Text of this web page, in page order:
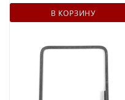
В КОРЗИНУ